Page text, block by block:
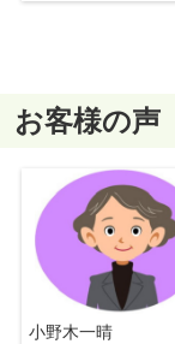
お客様の声
小野木一晴